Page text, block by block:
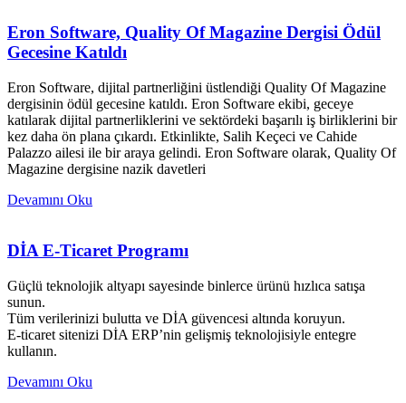
Eron Software, Quality Of Magazine Dergisi Ödül
Gecesine Katıldı
Eron Software, dijital partnerliğini üstlendiği Quality Of Magazine
dergisinin ödül gecesine katıldı. Eron Software ekibi, geceye
katılarak dijital partnerliklerini ve sektördeki başarılı iş birliklerini bir
kez daha ön plana çıkardı. Etkinlikte, Salih Keçeci ve Cahide
Palazzo ailesi ile bir araya gelindi. Eron Software olarak, Quality Of
Magazine dergisine nazik davetleri
Devamını Oku
DİA E-Ticaret Programı
Güçlü teknolojik altyapı sayesinde binlerce ürünü hızlıca satışa
sunun.
Tüm verilerinizi bulutta ve DİA güvencesi altında koruyun.
E-ticaret sitenizi DİA ERP’nin gelişmiş teknolojisiyle entegre
kullanın.
Devamını Oku